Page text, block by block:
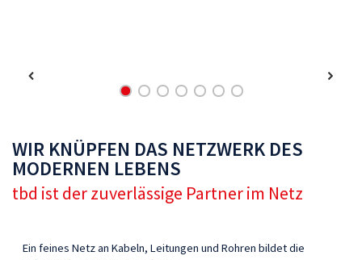
WIR KNÜPFEN DAS NETZWERK DES
MODERNEN LEBENS
tbd ist der zuverlässige Partner im Netz
Ein feines Netz an Kabeln, Leitungen und Rohren bildet die